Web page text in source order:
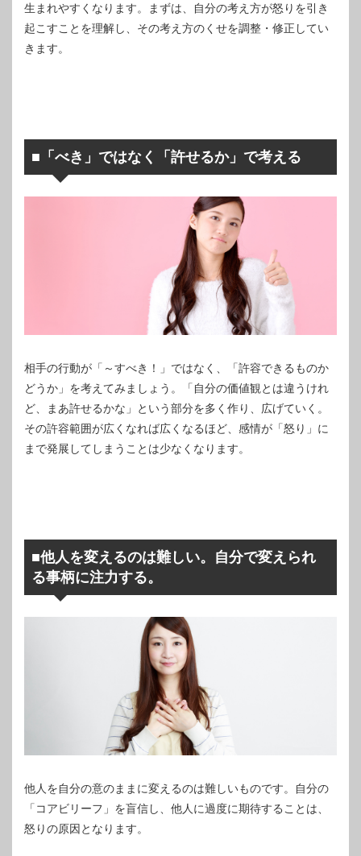
生まれやすくなります。まずは、自分の考え方が怒りを引き
起こすことを理解し、その考え方のくせを調整・修正してい
きます。
■「べき」ではなく「許せるか」で考える
相手の行動が「～すべき！」ではなく、「許容できるものか
どうか」を考えてみましょう。「自分の価値観とは違うけれ
ど、まあ許せるかな」という部分を多く作り、広げていく。
その許容範囲が広くなれば広くなるほど、感情が「怒り」に
まで発展してしまうことは少なくなります。
■他人を変えるのは難しい。自分で変えられ
る事柄に注力する。
他人を自分の意のままに変えるのは難しいものです。自分の
「コアビリーフ」を盲信し、他人に過度に期待することは、
怒りの原因となります。